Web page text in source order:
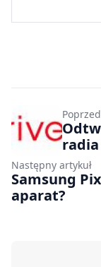
radia
Następny artykuł
Samsung
aparat?